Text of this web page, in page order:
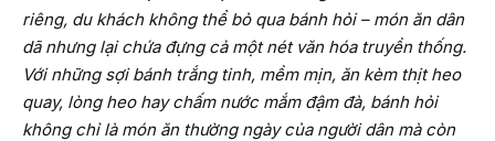
riêng, du khách không thể bỏ qua bánh hỏi – món ăn dân
dã nhưng lại chứa đựng cả một nét văn hóa truyền thống.
Với những sợi bánh trắng tinh, mềm mịn, ăn kèm thịt heo
quay, lòng heo hay chấm nước mắm đậm đà, bánh hỏi
không chỉ là món ăn thường ngày của người dân mà còn